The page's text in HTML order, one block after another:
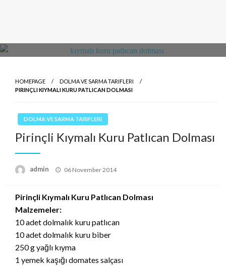
HOMEPAGE
DOLMA VE SARMA TARIFLERI
PIRINÇLI KIYMALI KURU PATLICAN DOLMASI
DOLMA VE SARMA TARIFLERI
Pirinçli Kıymalı Kuru Patlıcan Dolması
admin
Posted
06 November 2014
Pirinçli Kıymalı Kuru Patlıcan Dolması
Malzemeler:
10 adet dolmalık kuru patlıcan
10 adet dolmalık kuru biber
250 g yağlı kıyma
1 yemek kaşığı domates salçası